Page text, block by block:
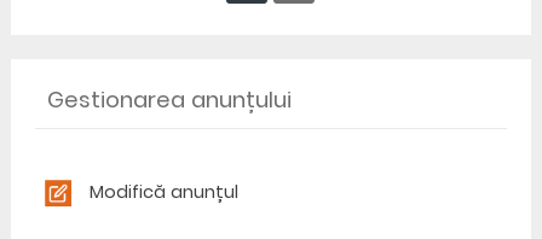
Gestionarea anunțului
Modifică anunțul